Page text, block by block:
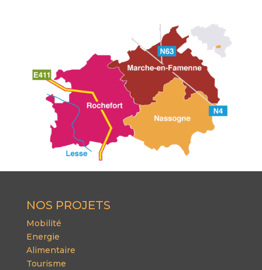
NOS PROJETS
Mobilité
Energie
Alimentaire
Tourisme